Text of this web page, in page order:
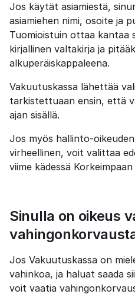
Jos käytät asiamiestä,
asiamiehen nimi, osoite ja
Tuomioistuin ottaa kantaa
kirjallinen valtakirja ja
alkuperäiskappaleena.
Vakuutuskassa lähettää
tarkistettuaan ensin, että
ajan sisällä.
Jos myös hallinto-
virheellinen, voit valittaa
viime kädessä
Sinulla on oikeus
Jos Vakuutuskassa on
vahinkoa, ja haluat saada
voit vaatia